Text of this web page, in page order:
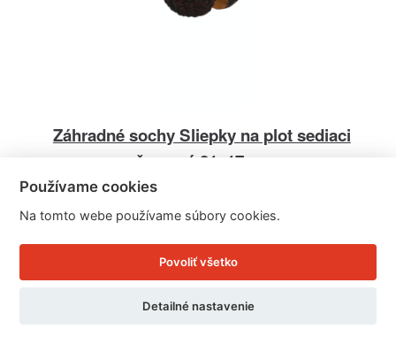
Záhradné sochy Sliepky na plot sediaci
červená 21x17cm
Cena: 45.82 EUR
Skladom doručíme ihneď
U Vás doma 10. - 11. 8.
Používame cookies
Na tomto webe používame súbory cookies.
Povoliť všetko
Detailné nastavenie